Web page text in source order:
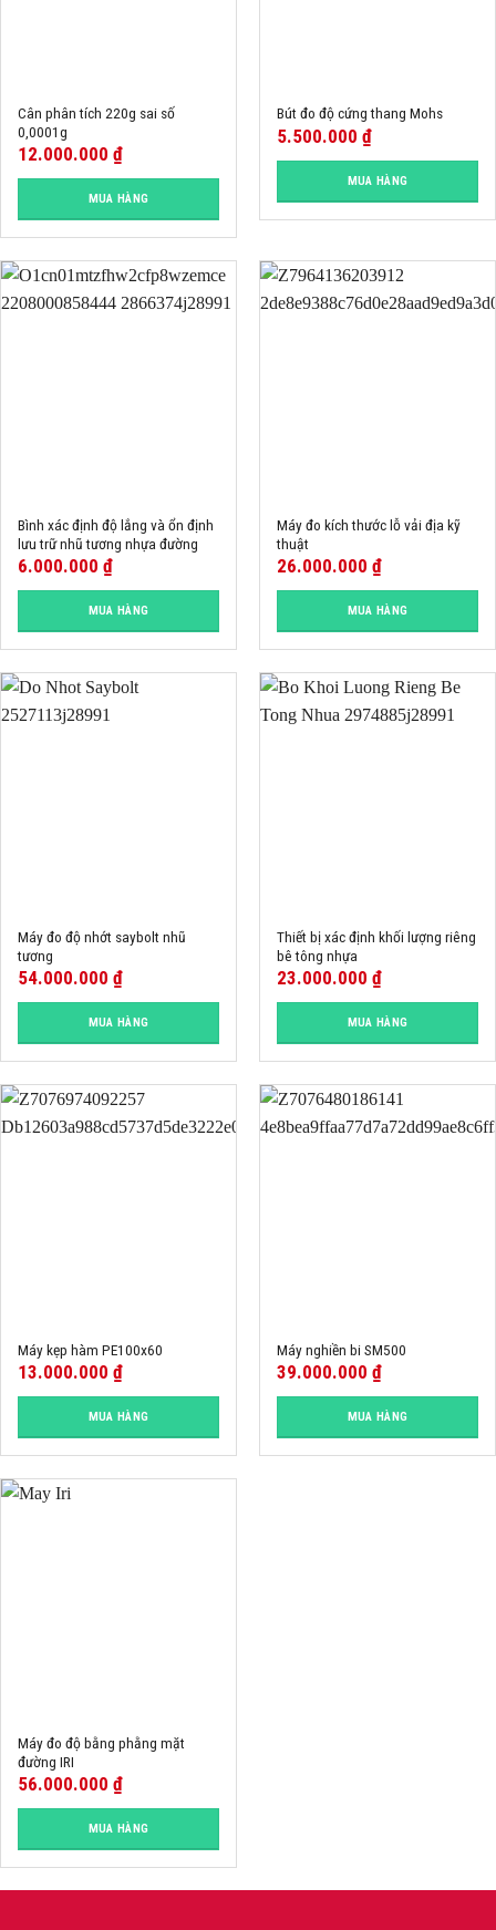
Cân phân tích 220g sai số
0,0001g
12.000.000 ₫
MUA HÀNG
Bút đo độ cứng thang Mohs
5.500.000 ₫
MUA HÀNG
Bình xác định độ lắng và ổn định
lưu trữ nhũ tương nhựa đường
6.000.000 ₫
MUA HÀNG
Máy đo kích thước lỗ vải địa kỹ
thuật
26.000.000 ₫
MUA HÀNG
Máy đo độ nhớt saybolt nhũ
tương
54.000.000 ₫
MUA HÀNG
Thiết bị xác định khối lượng riêng
bê tông nhựa
23.000.000 ₫
MUA HÀNG
Máy kẹp hàm PE100x60
13.000.000 ₫
MUA HÀNG
Máy nghiền bi SM500
39.000.000 ₫
MUA HÀNG
Máy đo độ bằng phằng mặt
đường IRI
56.000.000 ₫
MUA HÀNG